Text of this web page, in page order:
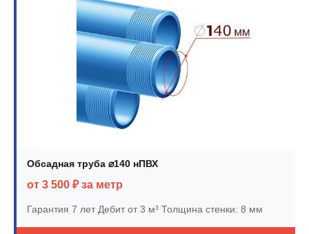
Обсадная труба ⌀140 нПВХ
от 3 500 ₽ за метр
Гарантия 7 летДебит от 3 м³ Толщина стенки: 8 мм